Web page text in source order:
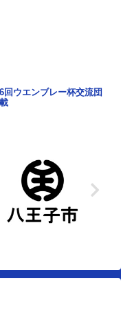
回ウエンブレー杯交流団